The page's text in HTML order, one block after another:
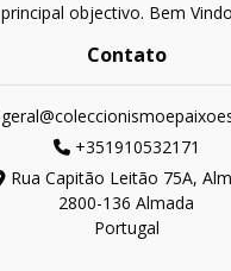
principal objectivo. Bem
Contato
+351910532171
Rua Capitão Leitão 75A,
2800-136 Almada
Portugal